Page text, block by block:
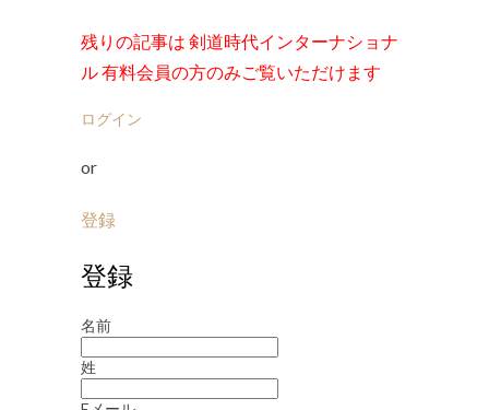
残りの記事は 剣道時代インターナショナ
ル 有料会員の方のみご覧いただけます
ログイン
or
登録
登録
名前
姓